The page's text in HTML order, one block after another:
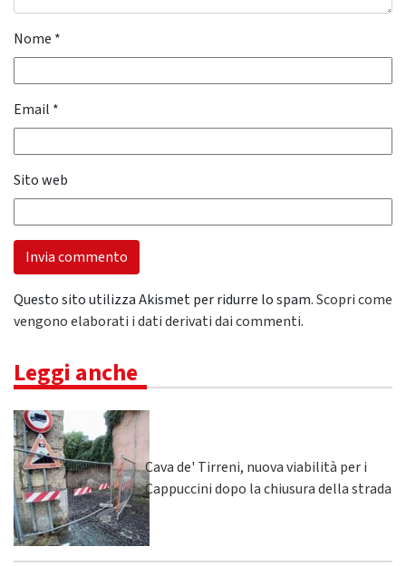
Nome *
Email *
Sito web
Questo sito utilizza Akismet per ridurre lo spam.Scopri come
vengono elaborati i dati derivati dai commenti.
Leggi anche
Cava de' Tirreni, nuova viabilità per i
Cappuccini dopo la chiusura della strada